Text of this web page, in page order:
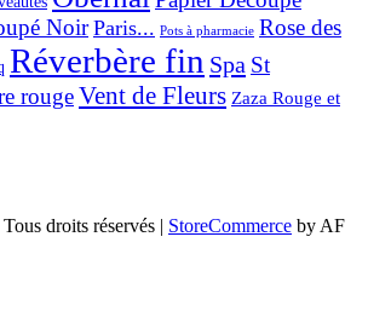
Noir Paris... Pots à pharmacie Rose des
Réverbère fin Spa St
rougeVent de Fleurs Zaza Rouge et
droits réservés | StoreCommerce by AF